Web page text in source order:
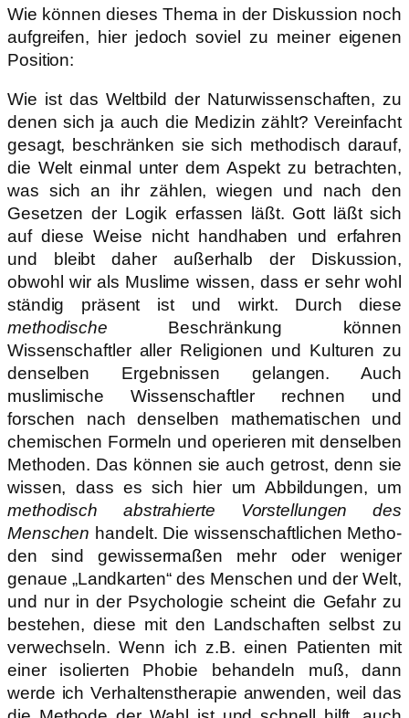
Wie können dieses Thema in der Diskussion noch
aufgreifen, hier jedoch soviel zu meiner eigenen
Position:
Wie ist das Weltbild der Naturwissenschaften, zu
denen sich ja auch die Medizin zählt? Vereinfacht
gesagt, beschränken sie sich methodisch darauf,
die Welt einmal unter dem Aspekt zu betrachten,
was sich an ihr zählen, wiegen und nach den
Gesetzen der Logik erfassen läßt. Gott läßt sich
auf diese Weise nicht handhaben und erfahren
und bleibt daher außerhalb der Diskussion,
obwohl wir als Muslime wissen, dass er sehr wohl
ständig präsent ist und wirkt. Durch diese
methodische Beschränkung können
Wissenschaftler aller Religionen und Kulturen zu
denselben Ergebnissen gelangen. Auch
muslimische Wissenschaftler rechnen und
forschen nach denselben mathematischen und
chemischen Formeln und operieren mit denselben
Methoden. Das können sie auch getrost, denn sie
wissen, dass es sich hier um Abbildungen, um
methodisch abstrahierte Vorstellungen des
Menschen handelt. Die wissenschaftlichen Metho­
den sind gewissermaßen mehr oder weniger
genaue „Landkarten“ des Menschen und der Welt,
und nur in der Psychologie scheint die Gefahr zu
bestehen, diese mit den Landschaf­ten selbst zu
verwechseln. Wenn ich z.B. einen Patienten mit
einer isolierten Pho­bie behandeln muß, dann
werde ich Verhaltenstherapie anwenden, weil das